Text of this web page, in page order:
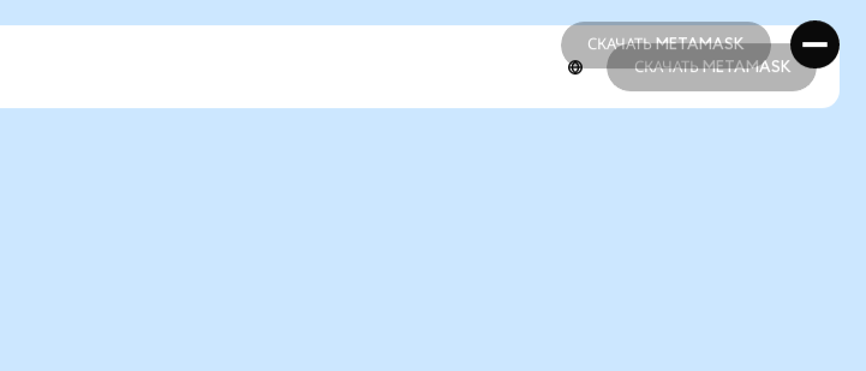
СКАЧАТЬ METAMASK
СКАЧАТЬ METAMASK
СКАЧАТЬ METAMASK